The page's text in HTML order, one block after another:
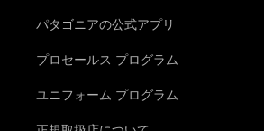
パタゴニアの公式アプリ
プロセールス プログラム
ユニフォーム プログラム